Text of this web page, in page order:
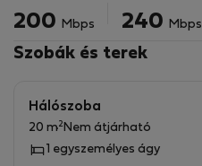
200 Mbps 240 Mbps
Szobák és terek
Hálószoba
20 m2 Nem átjárható
1 egyszemélyes ágy